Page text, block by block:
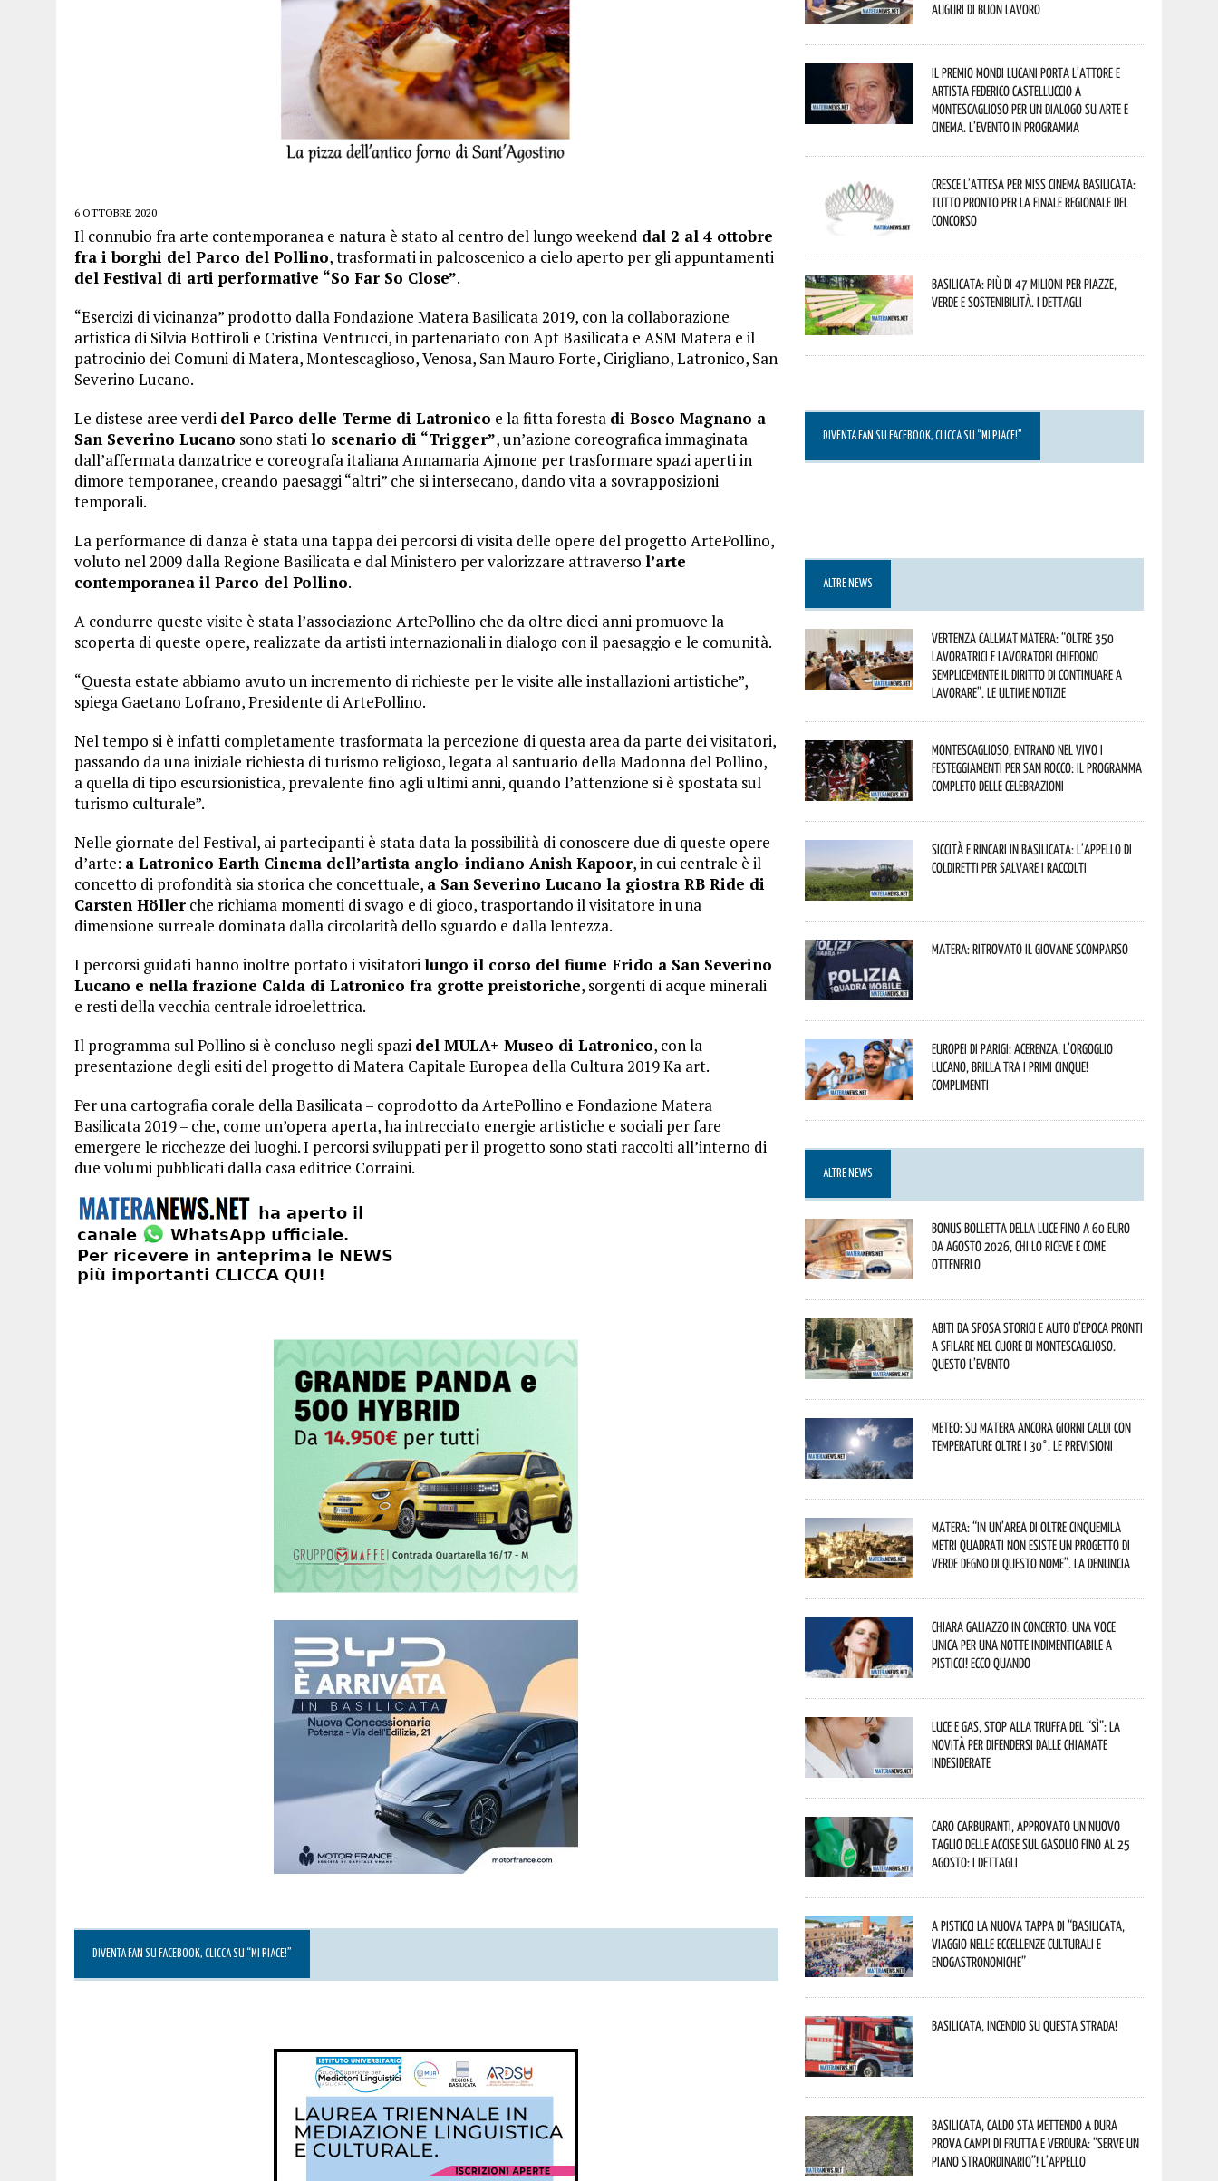
6 OTTOBRE 2020
Il connubio fra arte contemporanea e natura è stato al centro del lungo weekend dal 2 al 4 ottobre
fra i borghi del Parco del Pollino, trasformati in palcoscenico a cielo aperto per gli appuntamenti
del Festival di arti performative “So Far So Close”.
“Esercizi di vicinanza” prodotto dalla Fondazione Matera Basilicata 2019, con la collaborazione
artistica di Silvia Bottiroli e Cristina Ventrucci, in partenariato con Apt Basilicata e ASM Matera e il
patrocinio dei Comuni di Matera, Montescaglioso, Venosa, San Mauro Forte, Cirigliano, Latronico, San
Severino Lucano.
Le distese aree verdi del Parco delle Terme di Latronico e la fitta foresta di Bosco Magnano a
San Severino Lucano sono statilo scenario di “Trigger”, un’azione coreografica immaginata
dall’affermata danzatrice e coreografa italiana Annamaria Ajmone per trasformare spazi aperti in
dimore temporanee, creando paesaggi “altri” che si intersecano, dando vita a sovrapposizioni
temporali.
La performance di danza è stata una tappa dei percorsi di visita delle opere del progetto ArtePollino,
voluto nel 2009 dalla Regione Basilicata e dal Ministero per valorizzare attraverso l’arte
contemporanea il Parco del Pollino.
A condurre queste visite è stata l’associazione ArtePollino che da oltre dieci anni promuove la
scoperta di queste opere, realizzate da artisti internazionali in dialogo con il paesaggio e le comunità.
“Questa estate abbiamo avuto un incremento di richieste per le visite alle installazioni artistiche”,
spiega Gaetano Lofrano, Presidente di ArtePollino.
Nel tempo si è infatti completamente trasformata la percezione di questa area da parte dei visitatori,
passando da una iniziale richiesta di turismo religioso, legata al santuario della Madonna del Pollino,
a quella di tipo escursionistica, prevalente fino agli ultimi anni, quando l’attenzione si è spostata sul
turismo culturale”.
Nelle giornate del Festival, ai partecipanti è stata data la possibilità di conoscere due di queste opere
d’arte: a Latronico Earth Cinema dell’artista anglo-indiano Anish Kapoor, in cui centrale è il
concetto di profondità sia storica che concettuale, a San Severino Lucano la giostra RB Ride di
Carsten Höller che richiama momenti di svago e di gioco, trasportando il visitatore in una
dimensione surreale dominata dalla circolarità dello sguardo e dalla lentezza.
I percorsi guidati hanno inoltre portato i visitatorilungo il corso del fiume Frido a San Severino
Lucano e nella frazione Calda di Latronico fra grotte preistoriche, sorgenti di acque minerali
e resti della vecchia centrale idroelettrica.
Il programma sul Pollino si è concluso negli spazi del MULA+ Museo di Latronico, con la
presentazione degli esiti del progetto di Matera Capitale Europea della Cultura 2019 Ka art.
Per una cartografia corale della Basilicata – coprodotto da ArtePollino e Fondazione Matera
Basilicata 2019 – che, come un’opera aperta, ha intrecciato energie artistiche e sociali per fare
emergere le ricchezze dei luoghi. I percorsi sviluppati per il progetto sono stati raccolti all’interno di
due volumi pubblicati dalla casa editrice Corraini.
DIVENTA FAN SU FACEBOOK, CLICCA SU “MI PIACE!”
Auguri di buon lavoro
Il Premio Mondi Lucani porta l’attore e
artista Federico Castelluccio a
Montescaglioso per un dialogo su arte e
cinema. L’evento in programma
Cresce l’attesa per Miss Cinema Basilicata:
tutto pronto per la finale regionale del
concorso
Basilicata: più di 47 milioni per piazze,
verde e sostenibilità. I dettagli
DIVENTA FAN SU FACEBOOK, CLICCA SU “MI PIACE!”
ALTRE NEWS
Vertenza CallMat Matera: “Oltre 350
lavoratrici e lavoratori chiedono
semplicemente il diritto di continuare a
lavorare”. Le ultime notizie
Montescaglioso, entrano nel vivo i
festeggiamenti per San Rocco: il programma
completo delle celebrazioni
Siccità e rincari in Basilicata: l’appello di
Coldiretti per salvare i raccolti
Matera: ritrovato il giovane scomparso
Europei di Parigi: Acerenza, l’orgoglio
lucano, brilla tra i primi cinque!
Complimenti
ALTRE NEWS
Bonus bolletta della luce fino a 60 euro
da agosto 2026, chi lo riceve e come
ottenerlo
Abiti da sposa storici e auto d’epoca pronti
a sfilare nel cuore di Montescaglioso.
Questo l’evento
Meteo: su Matera ancora giorni caldi con
temperature oltre i 30°. Le previsioni
Matera: “In un’area di oltre cinquemila
metri quadrati non esiste un progetto di
verde degno di questo nome”. La denuncia
Chiara Galiazzo in concerto: una voce
unica per una notte indimenticabile a
Pisticci! Ecco quando
Luce e gas, stop alla truffa del “Sì”: la
novità per difendersi dalle chiamate
indesiderate
Caro carburanti, approvato un nuovo
taglio delle accise sul gasolio fino al 25
agosto: i dettagli
A Pisticci la nuova tappa di “Basilicata,
viaggio nelle eccellenze culturali e
enogastronomiche”
Basilicata, incendio su questa strada!
Basilicata, caldo sta mettendo a dura
prova campi di frutta e verdura: “Serve un
piano straordinario”! L’appello